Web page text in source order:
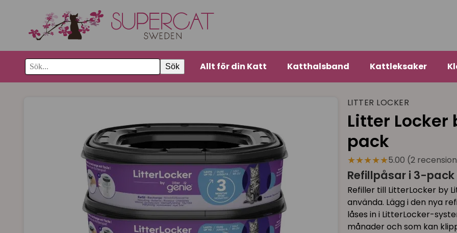
Sök Allt för din Katt Katthalsband Kattleksaker
LITTER LOCKER
Litter
pack
★★★★★5.00 (2
Refillpåsar i 3-
Refiller till LitterLocker by
använda. Lägg i den nya
låses in i LitterLocker-
månader och som kan